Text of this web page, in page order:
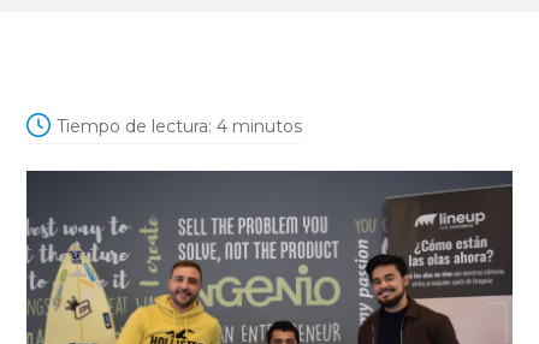
Tiempo de lectura: 4 minutos